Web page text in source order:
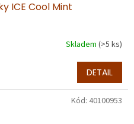
ICE Cool Mint
Skladem (>5 ks)
DETAIL
Kód: 40100953